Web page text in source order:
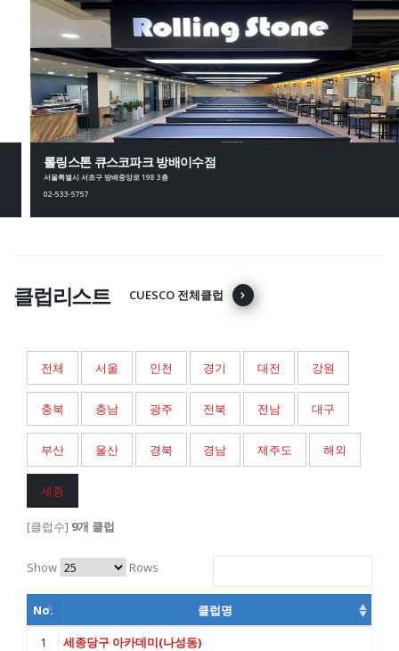
롤링스톤 큐스코파크 방배이수점
서울특별시 서초구 방배중앙로 198 3층
02-533-5757
클럽리스트 CUESCO 전체클럽
전체 서울 인천 경기 대전 강원
충북 충남 광주 전북 전남 대구
부산 울산 경북 경남 제주도 해외
세종
[클럽수] 9개 클럽
Show Rows
No.
클럽명
1
세종당구 아카데미(나성동)